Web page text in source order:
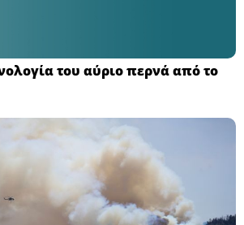
του αύριο περνά από το